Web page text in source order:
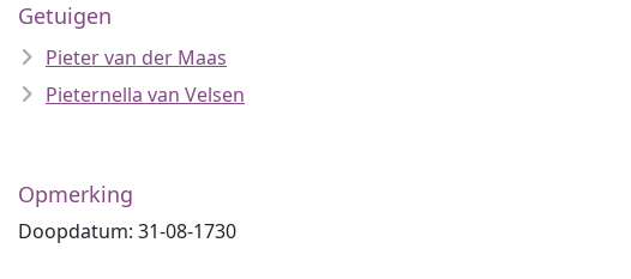
Getuigen
Pieter van der Maas
Pieternella van Velsen
Opmerking
Doopdatum: 31-08-1730